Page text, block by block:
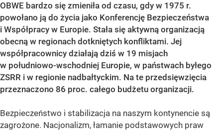
OBWE bardzo się zmieniła od czasu, gdy w 1975 r.
powołano ją do życia jako Konferencję Bezpieczeństwa
i Współpracy w Europie. Stała się aktywną organizacją
obecną w regionach dotkniętych konfliktami. Jej
współpracownicy działają dziś w 19 misjach
w południowo-wschodniej Europie, w państwach byłego
ZSRR i w regionie nadbałtyckim. Na te przedsięwzięcia
przeznaczono 86 proc. całego budżetu organizacji.
Bezpieczeństwo i stabilizacja na naszym kontynencie są
zagrożone. Nacjonalizm, łamanie podstawowych praw